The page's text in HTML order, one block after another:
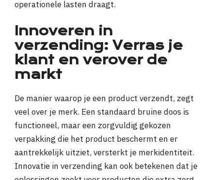
operationele lasten draagt.
Innoveren in
verzending: Verras je
klant en verover de
markt
De manier waarop je een product verzendt, zegt
veel over je merk. Een standaard bruine doos is
functioneel, maar een zorgvuldig gekozen
verpakking die het product beschermt en er
aantrekkelijk uitziet, versterkt je merkidentiteit.
Innovatie in verzending kan ook betekenen dat je